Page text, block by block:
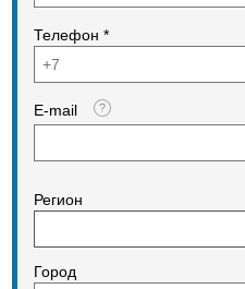
Телефон *
E-mail
Регион
Город